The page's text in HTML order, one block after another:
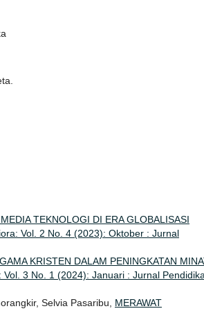
TEKNOLOGI DI ERA GLOBALISASI
Vol. 2 No. 4 (2023): Oktober : Jurnal
KRISTEN DALAM PENINGKATAN
3 No. 1 (2024): Januari : Jurnal
Selvia Pasaribu, MERAWAT